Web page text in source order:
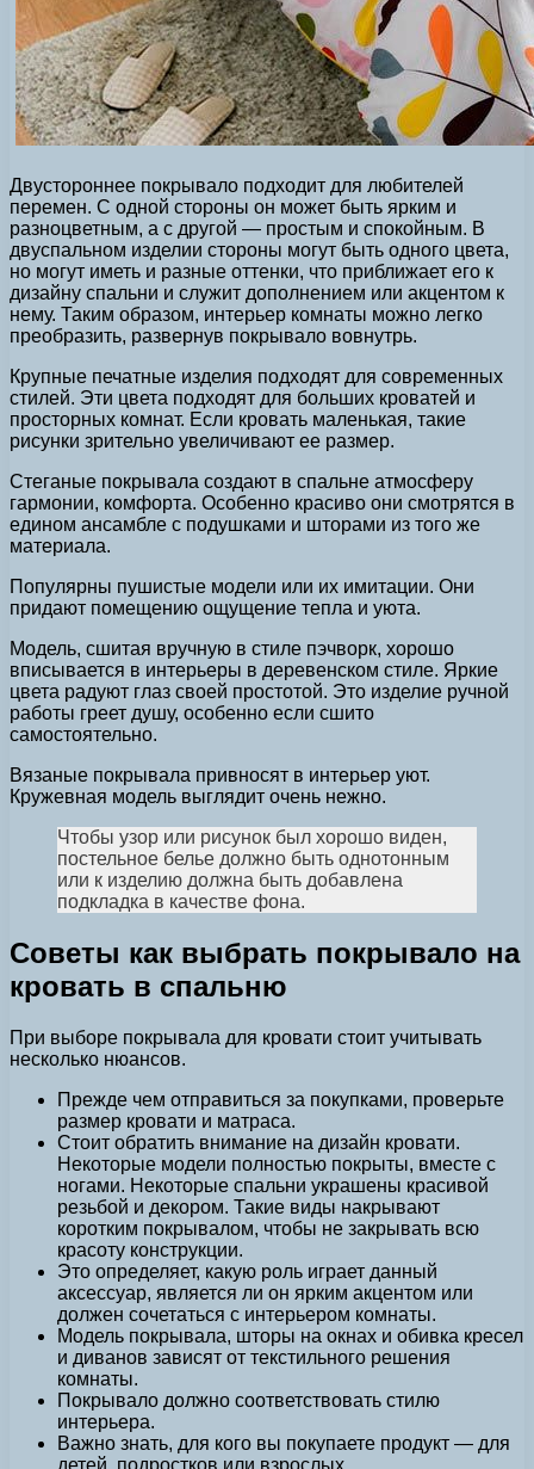
Двустороннее покрывало подходит для любителей
перемен. С одной стороны он может быть ярким и
разноцветным, а с другой — простым и спокойным. В
двуспальном изделии стороны могут быть одного цвета,
но могут иметь и разные оттенки, что приближает его к
дизайну спальни и служит дополнением или акцентом к
нему. Таким образом, интерьер комнаты можно легко
преобразить, развернув покрывало вовнутрь.
Крупные печатные изделия подходят для современных
стилей. Эти цвета подходят для больших кроватей и
просторных комнат. Если кровать маленькая, такие
рисунки зрительно увеличивают ее размер.
Стеганые покрывала создают в спальне атмосферу
гармонии, комфорта. Особенно красиво они смотрятся в
едином ансамбле с подушками и шторами из того же
материала.
Популярны пушистые модели или их имитации. Они
придают помещению ощущение тепла и уюта.
Модель, сшитая вручную в стиле пэчворк, хорошо
вписывается в интерьеры в деревенском стиле. Яркие
цвета радуют глаз своей простотой. Это изделие ручной
работы греет душу, особенно если сшито
самостоятельно.
Вязаные покрывала привносят в интерьер уют.
Кружевная модель выглядит очень нежно.
Чтобы узор или рисунок был хорошо виден,
постельное белье должно быть однотонным
или к изделию должна быть добавлена
подкладка в качестве фона.
Советы как выбрать покрывало на
кровать в спальню
При выборе покрывала для кровати стоит учитывать
несколько нюансов.
Прежде чем отправиться за покупками, проверьте
размер кровати и матраса.
Стоит обратить внимание на дизайн кровати.
Некоторые модели полностью покрыты, вместе с
ногами. Некоторые спальни украшены красивой
резьбой и декором. Такие виды накрывают
коротким покрывалом, чтобы не закрывать всю
красоту конструкции.
Это определяет, какую роль играет данный
аксессуар, является ли он ярким акцентом или
должен сочетаться с интерьером комнаты.
Модель покрывала, шторы на окнах и обивка кресел
и диванов зависят от текстильного решения
комнаты.
Покрывало должно соответствовать стилю
интерьера.
Важно знать, для кого вы покупаете продукт — для
детей, подростков или взрослых.